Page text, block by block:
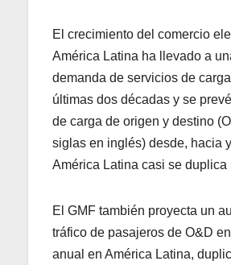
El crecimiento del comercio
América Latina ha llevado a
demanda de servicios de
últimas dos décadas y se
de carga de origen y destino
siglas en inglés) desde, hacia
América Latina casi se duplica
El GMF también proyecta un
tráfico de pasajeros de O&D
anual en América Latina,